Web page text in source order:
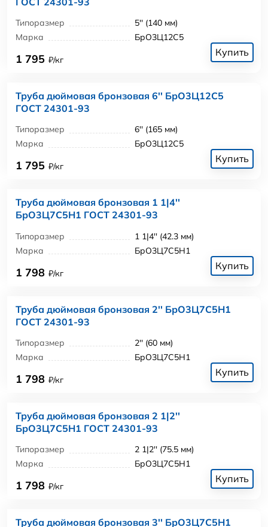
Типоразмер
5'' (140 мм)
Марка
БрО3Ц12С5
1 795 ₽/кг
Купить
Труба дюймовая бронзовая 6'' БрО3Ц12С5
ГОСТ 24301-93
Типоразмер
6'' (165 мм)
Марка
БрО3Ц12С5
1 795 ₽/кг
Купить
Труба дюймовая бронзовая 1 1|4''
БрО3Ц7С5Н1 ГОСТ 24301-93
Типоразмер
1 1|4'' (42.3 мм)
Марка
БрО3Ц7С5Н1
1 798 ₽/кг
Купить
Труба дюймовая бронзовая 2'' БрО3Ц7С5Н1
ГОСТ 24301-93
Типоразмер
2'' (60 мм)
Марка
БрО3Ц7С5Н1
1 798 ₽/кг
Купить
Труба дюймовая бронзовая 2 1|2''
БрО3Ц7С5Н1 ГОСТ 24301-93
Типоразмер
2 1|2'' (75.5 мм)
Марка
БрО3Ц7С5Н1
1 798 ₽/кг
Купить
Труба дюймовая бронзовая 3'' БрО3Ц7С5Н1